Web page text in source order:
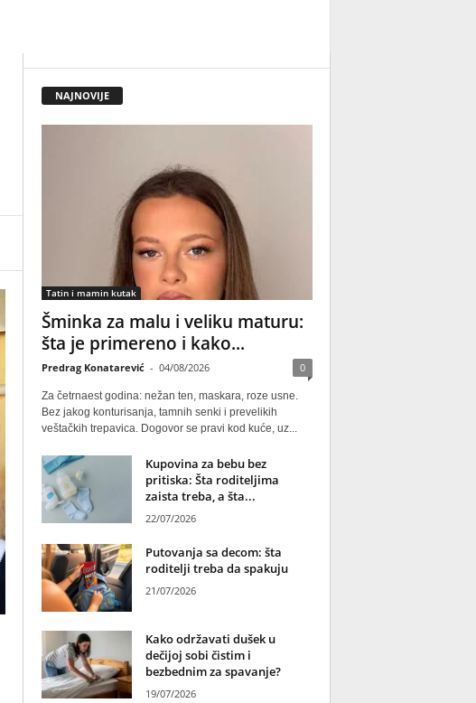
NAJNOVIJE
Tatin i mamin kutak
Šminka za malu i veliku maturu:
šta je primereno i kako...
Predrag Konatarević - 04/08/2026 0
Za četrnaest godina: nežan ten, maskara, roze usne.
Bez jakog konturisanja, tamnih senki i prevelikih
veštačkih trepavica. Dogovor se pravi kod kuće, uz...
Kupovina za bebu bez
pritiska: Šta roditeljima
zaista treba, a šta...
22/07/2026
Putovanja sa decom: šta
roditelji treba da spakuju
21/07/2026
Kako održavati dušek u
dečijoj sobi čistim i
bezbednim za spavanje?
19/07/2026